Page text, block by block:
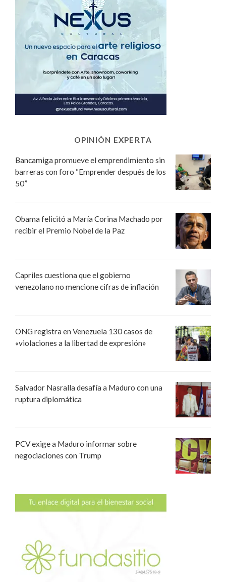
OPINIÓN EXPERTA
Bancamiga promueve el emprendimiento sin
barreras con foro “Emprender después de los
50”
Obama felicitó a María Corina Machado por
recibir el Premio Nobel de la Paz
Capriles cuestiona que el gobierno
venezolano no mencione cifras de inflación
ONG registra en Venezuela 130 casos de
«violaciones a la libertad de expresión»
Salvador Nasralla desafía a Maduro con una
ruptura diplomática
PCV exige a Maduro informar sobre
negociaciones con Trump